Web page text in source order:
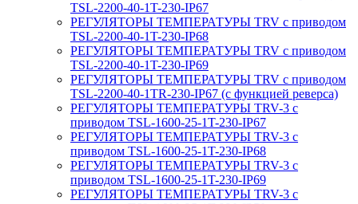
TSL-2200-40-1T-230-IP67
РЕГУЛЯТОРЫ ТЕМПЕРАТУРЫ TRV с приводом
TSL-2200-40-1T-230-IP68
РЕГУЛЯТОРЫ ТЕМПЕРАТУРЫ TRV с приводом
TSL-2200-40-1T-230-IP69
РЕГУЛЯТОРЫ ТЕМПЕРАТУРЫ TRV с приводом
TSL-2200-40-1TR-230-IP67 (с функцией реверса)
РЕГУЛЯТОРЫ ТЕМПЕРАТУРЫ TRV-3 с
приводом TSL-1600-25-1T-230-IP67
РЕГУЛЯТОРЫ ТЕМПЕРАТУРЫ TRV-3 с
приводом TSL-1600-25-1T-230-IP68
РЕГУЛЯТОРЫ ТЕМПЕРАТУРЫ TRV-3 с
приводом TSL-1600-25-1T-230-IP69
РЕГУЛЯТОРЫ ТЕМПЕРАТУРЫ TRV-3 с